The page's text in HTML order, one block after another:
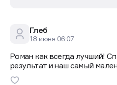
Глеб
18 июня 06:07
Роман как всегда лучший!
результат и наш самый